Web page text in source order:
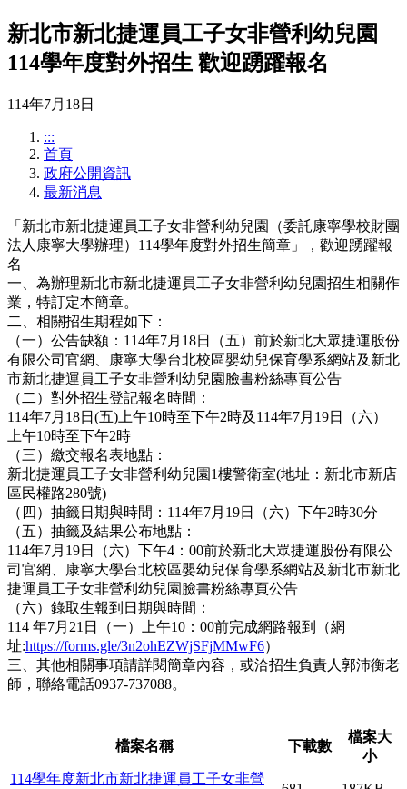
新北市新北捷運員工子女非營利幼兒園
114學年度對外招生 歡迎踴躍報名
114年7月18日
:::
首頁
政府公開資訊
最新消息
「新北市新北捷運員工子女非營利幼兒園（委託康寧學校財團
法人康寧大學辦理）114學年度對外招生簡章」，歡迎踴躍報
名
一、為辦理新北市新北捷運員工子女非營利幼兒園招生相關作
業，特訂定本簡章。
二、相關招生期程如下：
（一）公告缺額：114年7月18日（五）前於新北大眾捷運股份
有限公司官網、康寧大學台北校區嬰幼兒保育學系網站及新北
市新北捷運員工子女非營利幼兒園臉書粉絲專頁公告
（二）對外招生登記報名時間：
114年7月18日(五)上午10時至下午2時及114年7月19日（六）
上午10時至下午2時
（三）繳交報名表地點：
新北捷運員工子女非營利幼兒園1樓警衛室(地址：新北市新店
區民權路280號)
（四）抽籤日期與時間：114年7月19日（六）下午2時30分
（五）抽籤及結果公布地點：
114年7月19日（六）下午4：00前於新北大眾捷運股份有限公
司官網、康寧大學台北校區嬰幼兒保育學系網站及新北市新北
捷運員工子女非營利幼兒園臉書粉絲專頁公告
（六）錄取生報到日期與時間：
114 年7月21日（一）上午10：00前完成網路報到（網
址:https://forms.gle/3n2ohEZWjSFjMMwF6）
三、其他相關事項請詳閱簡章內容，或洽招生負責人郭沛衡老
師，聯絡電話0937-737088。
檔案名稱 下載數
檔案大
小
114學年度新北市新北捷運員工子女非營